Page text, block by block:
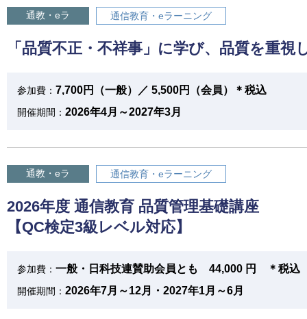
通教・eラ 通信教育・eラーニング
「品質不正・不祥事」に学び、品質を重
参加費： 7,700円（一般）／ 5,500円（会員）＊税込
開催期間： 2026年4月～2027年3月
通教・eラ 通信教育・eラーニング
2026年度 通信教育 品質管理基礎講座
【QC検定3級レベル対応】
参加費： 一般・日科技連賛助会員とも 44,000 円 ＊税込
開催期間： 2026年7月～12月・2027年1月～6月